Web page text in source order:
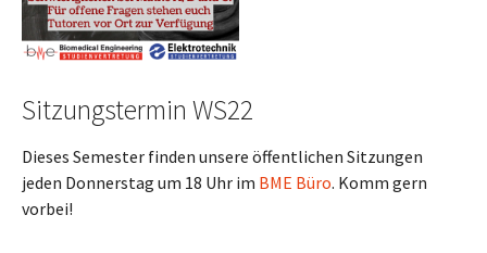
Sitzungstermin WS22
Dieses Semester finden unsere öffentlichen Sitzungen
jeden Donnerstag um 18 Uhr im BME Büro. Komm gern
vorbei!